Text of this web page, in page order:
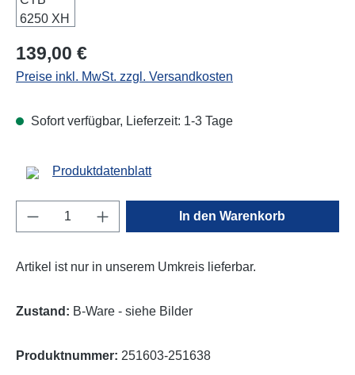
Regulärer Preis:
139,00 €
Preise inkl. MwSt. zzgl. Versandkosten
Sofort verfügbar, Lieferzeit: 1-3 Tage
Produktdatenblatt
Produkt Anzahl: Gib den gewünschten
In den Warenkorb
Artikel ist nur in unserem Umkreis lieferbar.
Zustand: B-Ware - siehe Bilder
Produktnummer: 251603-251638